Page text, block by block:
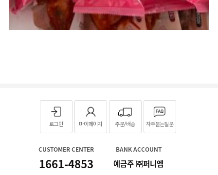
로그인 마이페이지 주문/배송 자주묻는질문
CUSTOMER CENTER
1661-4853
BANK ACCOUNT
예금주 ㈜퍼니엠